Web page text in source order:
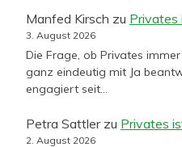
Manfed Kirsch zu Privates
3. August 2026
Die Frage, ob Privates
ganz eindeutig mit Ja
engagiert seit…
Petra Sattlerzu Privates
2. August 2026